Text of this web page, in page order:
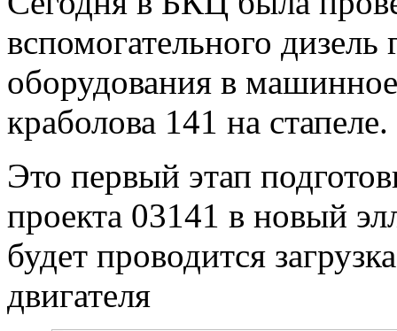
вспомогательного дизель
оборудования в
краболова 141 на стапеле.
Это первый этап
проекта 03141 в новый
будет проводится
двигателя